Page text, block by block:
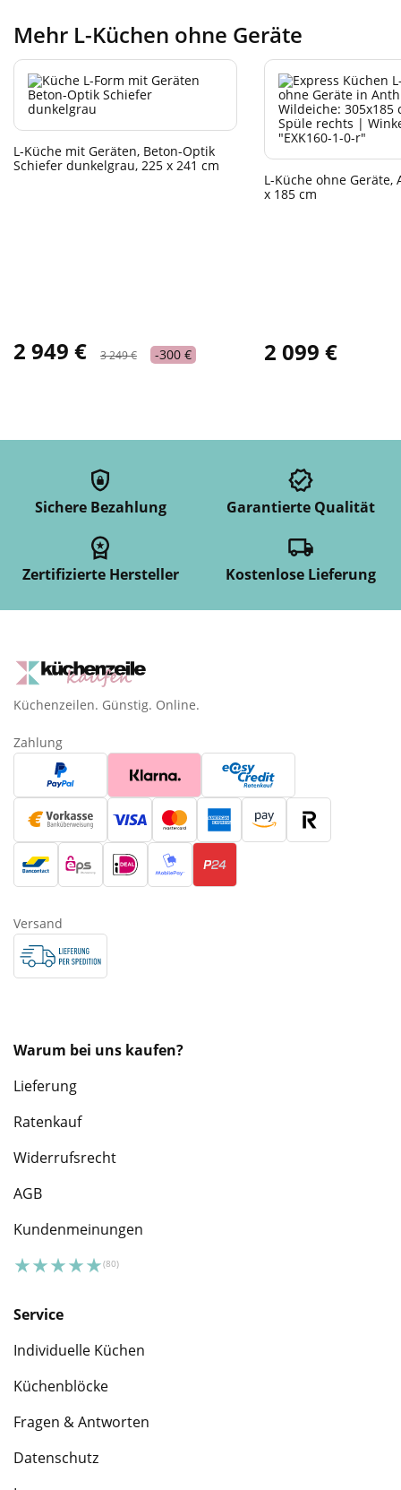
Mehr L-Küchen ohne Geräte
L-Küche mit Geräten, Beton-Optik
Schiefer dunkelgrau, 225 x 241 cm
2 949 € 3 249 € -300 €
L-Küche ohne Geräte,
x 185 cm
2 099 €
Sichere Bezahlung Garantierte Qualität
Zertifizierte Hersteller Kostenlose Lieferung
Küchenzeilen. Günstig. Online.
Zahlung
Versand
Warum bei uns kaufen?
Lieferung
Ratenkauf
Widerrufsrecht
AGB
Kundenmeinungen
Service
Individuelle Küchen
Küchenblöcke
Fragen & Antworten
Datenschutz